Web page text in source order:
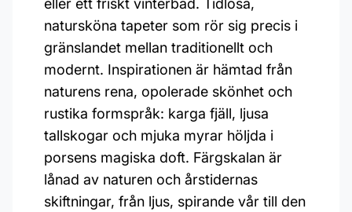
eller ett friskt vinterbad. Tidlösa,
natursköna tapeter som rör sig precis i
gränslandet mellan traditionellt och
modernt. Inspirationen är hämtad från
naturens rena, opolerade skönhet och
rustika formspråk: karga fjäll, ljusa
tallskogar och mjuka myrar höljda i
porsens magiska doft. Färgskalan är
lånad av naturen och årstidernas
skiftningar, från ljus, spirande vår till den